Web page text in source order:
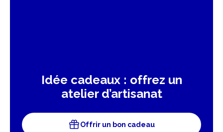
Idée cadeaux : offrez un
atelier d’artisanat
Offrir un bon cadeau